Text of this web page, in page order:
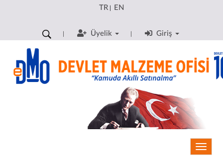
TR| EN
Üyelik Giriş